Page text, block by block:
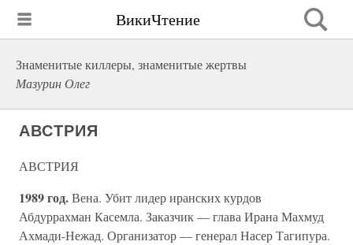
ВикиЧтение
Знаменитые киллеры, знаменитые жертвы
Мазурин Олег
АВСТРИЯ
АВСТРИЯ
1989 год.Вена. Убит лидер иранских курдов
Абдуррахман Касемла. Заказчик — глава Ирана Махмуд
Ахмади-Нежад. Организатор — генерал Насер Тагипура.